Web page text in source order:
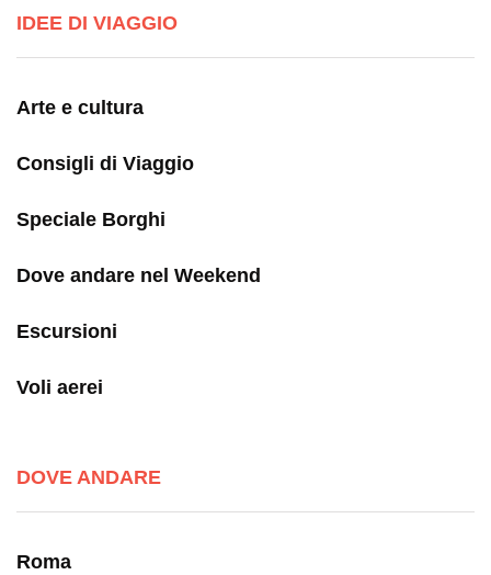
IDEE DI VIAGGIO
Arte e cultura
Consigli di Viaggio
Speciale Borghi
Dove andare nel Weekend
Escursioni
Voli aerei
DOVE ANDARE
Roma